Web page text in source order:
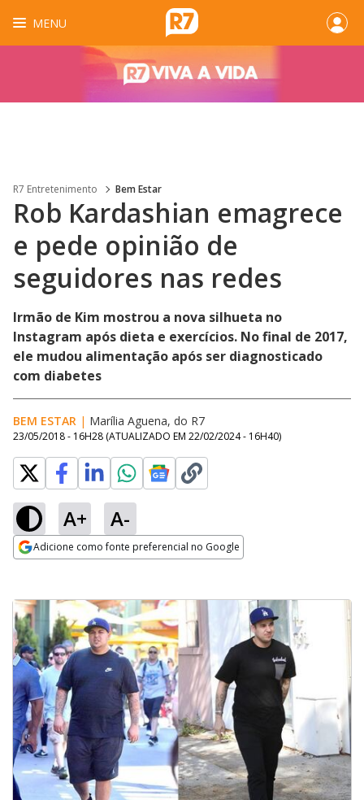
MENU
R7 Entretenimento Bem Estar
Rob Kardashian emagrece
e pede opinião de
seguidores nas redes
Irmão de Kim mostrou a nova silhueta no
Instagram após dieta e exercícios. No final de 2017,
ele mudou alimentação após ser diagnosticado
com diabetes
BEM ESTAR | Marília Aguena, do R7
23/05/2018 - 16H28 (ATUALIZADO EM 22/02/2024 - 16H40)
A+ A-
Adicione como fonte preferencial no Google